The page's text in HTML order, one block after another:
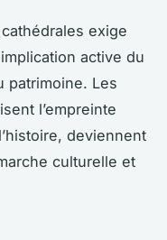
exige
active du
patrimoine. Les
l’empreinte
deviennent
culturelle et